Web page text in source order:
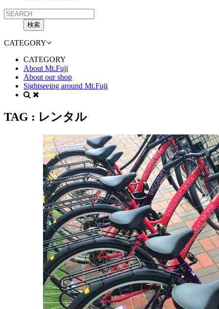
CATEGORY
CATEGORY
About Mt.Fuji
About our shop
Sightseeing around Mt.Fuji
TAG : レンタル